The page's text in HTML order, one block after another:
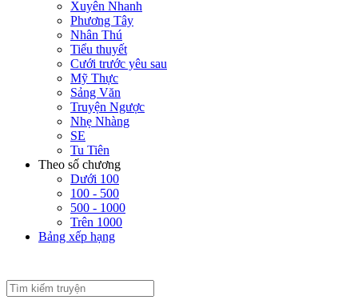
Xuyên Nhanh
Phương Tây
Nhân Thú
Tiểu thuyết
Cưới trước yêu sau
Mỹ Thực
Sảng Văn
Truyện Ngược
Nhẹ Nhàng
SE
Tu Tiên
Theo số chương
Dưới 100
100 - 500
500 - 1000
Trên 1000
Bảng xếp hạng